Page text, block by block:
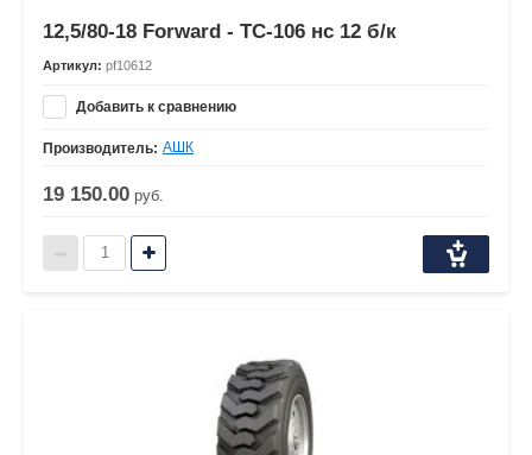
12,5/80-18 Forward - ТС-106 нс 12 б/к
Артикул: pf10612
Добавить к сравнению
Производитель: АШК
19 150.00 руб.